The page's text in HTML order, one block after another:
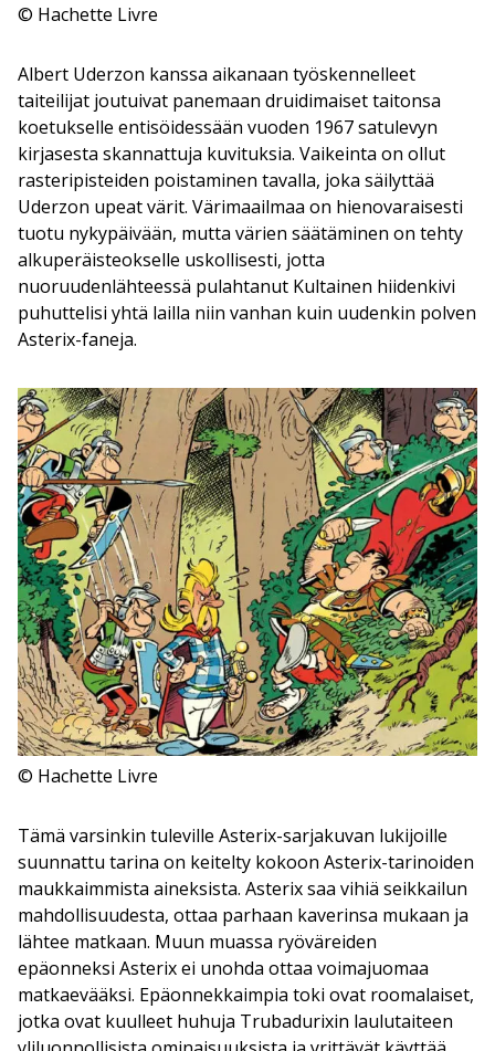
© Hachette Livre
Albert Uderzon kanssa aikanaan työskennelleet
taiteilijat joutuivat panemaan druidimaiset taitonsa
koetukselle entisöidessään vuoden 1967 satulevyn
kirjasesta skannattuja kuvituksia. Vaikeinta on ollut
rasteripisteiden poistaminen tavalla, joka säilyttää
Uderzon upeat värit. Värimaailmaa on hienovaraisesti
tuotu nykypäivään, mutta värien säätäminen on tehty
alkuperäisteokselle uskollisesti, jotta
nuoruudenlähteessä pulahtanut Kultainen hiidenkivi
puhuttelisi yhtä lailla niin vanhan kuin uudenkin polven
Asterix-faneja.
© Hachette Livre
Tämä varsinkin tuleville Asterix-sarjakuvan lukijoille
suunnattu tarina on keitelty kokoon Asterix-tarinoiden
maukkaimmista aineksista. Asterix saa vihiä seikkailun
mahdollisuudesta, ottaa parhaan kaverinsa mukaan ja
lähtee matkaan. Muun muassa ryöväreiden
epäonneksi Asterix ei unohda ottaa voimajuomaa
matkaevääksi. Epäonnekkaimpia toki ovat roomalaiset,
jotka ovat kuulleet huhuja Trubadurixin laulutaiteen